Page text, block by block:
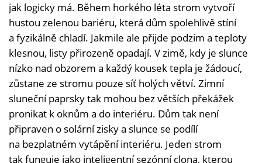
jak logicky má. Během horkého léta strom vytvoří
hustou zelenou bariéru, která dům spolehlivě stíní
a fyzikálně chladí. Jakmile ale přijde podzim a teploty
klesnou, listy přirozeně opadají. V zimě, kdy je slunce
nízko nad obzorem a každý kousek tepla je žádoucí,
zůstane ze stromu pouze síť holých větví. Zimní
sluneční paprsky tak mohou bez větších překážek
pronikat k oknům a do interiéru. Dům tak není
připraven o solární zisky a slunce se podílí
na bezplatném vytápění interiéru. Jeden strom
tak funguje jako inteligentní sezónní clona, kterou